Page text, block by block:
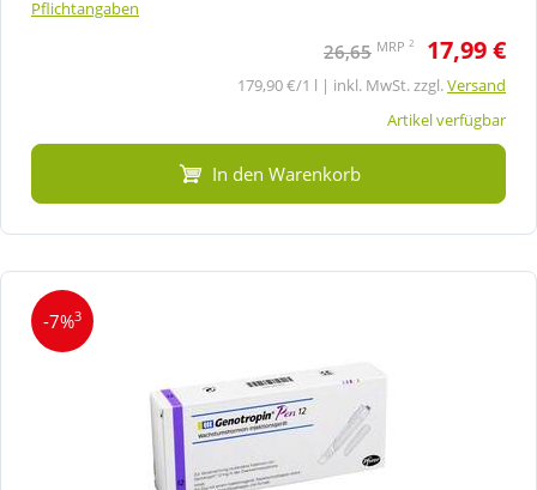
Pflichtangaben
26,65 MRP 2 17,99 €
179,90 €/1 l | inkl. MwSt. zzgl.Versand
Artikel verfügbar
In den Warenkorb
-7%3